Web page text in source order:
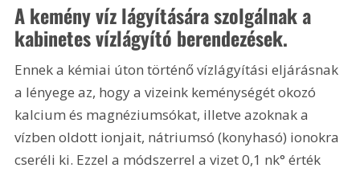
A kemény víz lágyítására szolgálnak a
kabinetes vízlágyító berendezések.
Ennek a kémiai úton történő vízlágyítási eljárásnak
a lényege az, hogy a vizeink keménységét okozó
kalcium és magnéziumsókat, illetve azoknak a
vízben oldott ionjait, nátriumsó (konyhasó) ionokra
cseréli ki. Ezzel a módszerrel a vizet 0,1 nk° érték